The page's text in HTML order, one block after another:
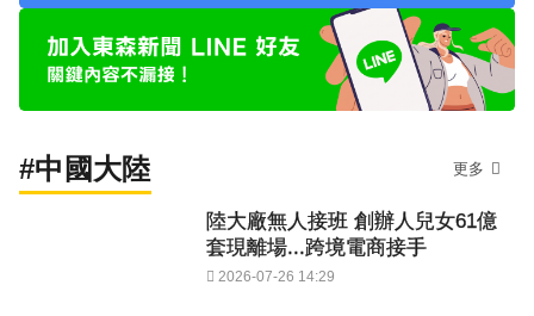
#中國大陸 更多
陸大廠無人接班 創辦人兒女61億
套現離場...跨境電商接手
2026-07-26 14:29